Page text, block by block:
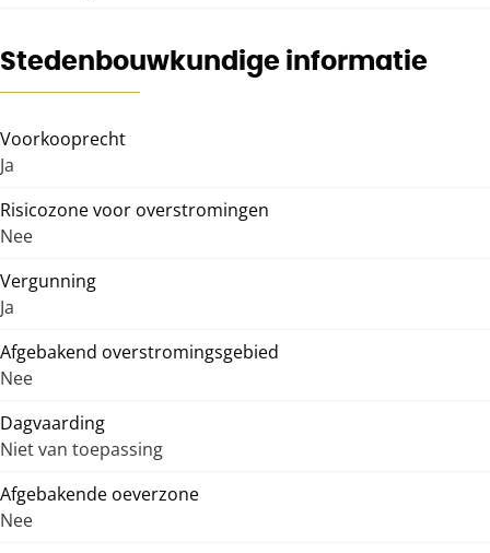
Stedenbouwkundige informatie
Voorkooprecht
Ja
Risicozone voor overstromingen
Nee
Vergunning
Ja
Afgebakend overstromingsgebied
Nee
Dagvaarding
Niet van toepassing
Afgebakende oeverzone
Nee